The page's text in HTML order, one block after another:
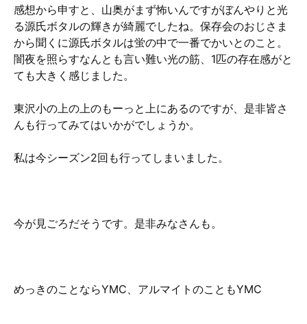
感想から申すと、山奥がまず怖いんですがぼんやりと光
る源氏ボタルの輝きが綺麗でしたね。保存会のおじさま
から聞くに源氏ボタルは蛍の中で一番でかいとのこと。
闇夜を照らすなんとも言い難い光の筋、1匹の存在感がと
ても大きく感じました。
東沢小の上の上のもーっと上にあるのですが、是非皆さ
んも行ってみてはいかがでしょうか。
私は今シーズン2回も行ってしまいました。
今が見ごろだそうです。是非みなさんも。
めっきのことならYMC、アルマイトのこともYMC